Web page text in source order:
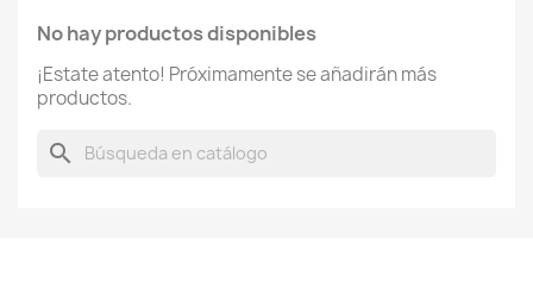
No hay productos disponibles
¡Estate atento! Próximamente se añadirán más
productos.
search